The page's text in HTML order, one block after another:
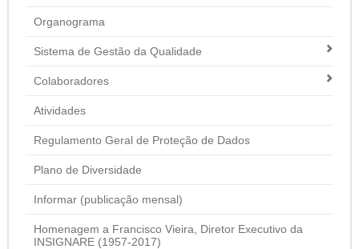
Organograma
Sistema de Gestão da Qualidade
Colaboradores
Atividades
Regulamento Geral de Proteção de Dados
Plano de Diversidade
Informar (publicação mensal)
Homenagem a Francisco Vieira, Diretor Executivo da
INSIGNARE (1957-2017)